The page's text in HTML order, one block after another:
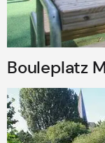
Bouleplatz